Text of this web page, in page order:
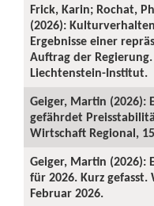
Frick, Karin; Rochat,
(2026):
Ergebnisse einer
Auftrag der
Liechtenstein-Institut.
Geiger, Martin (2026):
gefährdet
Wirtschaft Regional,
Geiger, Martin (2026):
für 2026. Kurz
Februar 2026.